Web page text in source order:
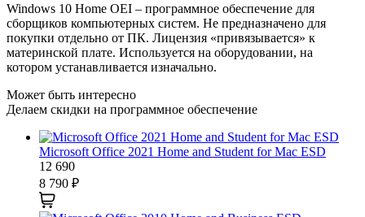
Windows 10 Home OEI – программное обеспечение для
сборщиков компьютерных систем. Не предназначено для
покупки отдельно от ПК. Лицензия «привязывается» к
материнской плате. Используется на оборудовании, на
котором устанавливается изначально.
Может быть интересно
Делаем скидки на программное обеспечение
Microsoft Office 2021 Home and Student for Mac ESD
12 690
8 790 ₽